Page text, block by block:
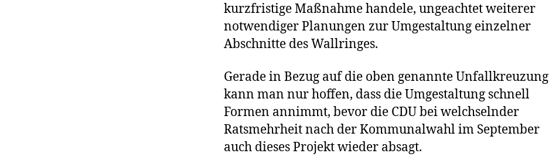
kurzfristige Maßnahme handele, ungeachtet weiterer
notwendiger Planungen zur Umgestaltung einzelner
Abschnitte des Wallringes.
Gerade in Bezug auf die oben genannte Unfallkreuzung
kann man nur hoffen, dass die Umgestaltung schnell
Formen annimmt, bevor die CDU bei welchselnder
Ratsmehrheit nach der Kommunalwahl im September
auch dieses Projekt wieder absagt.